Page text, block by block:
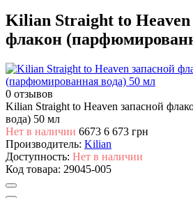
Kilian Straight to Heaven
флакон
0 отзывов
Kilian Straight to Heaven запасной
вода) 50 мл
Нет в наличии 6673 6 673 грн
Производитель: Kilian
Доступность: Нет в наличии
Код товара: 29045-005